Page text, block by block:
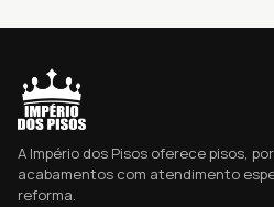
A Império dos Pisos oferece pisos,
acabamentos com atendimento
reforma.